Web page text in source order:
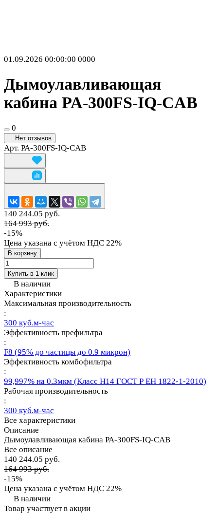
01.09.2026 00:00:00 0000
Дымоулавливающая
кабина PA-300FS-IQ-CAB
0
Нет отзывов
Арт. PA-300FS-IQ-CAB
140 244.05 руб.
164 993 руб.
-15%
Цена указана с учётом НДС 22%
В корзину
Купить в 1 клик
В наличии
Характеристики
Максимальная производительность
:
300 куб.м-час
Эффективность префильтра
:
F8 (95% до частицы до 0.9 микрон)
Эффективность комбофильтра
:
99,997% на 0.3мкм (Класс Н14 ГОСТ Р ЕН 1822-1-2010)
Рабочая производительность
:
300 куб.м-час
Все характеристики
Описание
Дымоулавливающая кабина PA-300FS-IQ-CAB
Все описание
140 244.05 руб.
164 993 руб.
-15%
Цена указана с учётом НДС 22%
В наличии
Товар участвует в акции